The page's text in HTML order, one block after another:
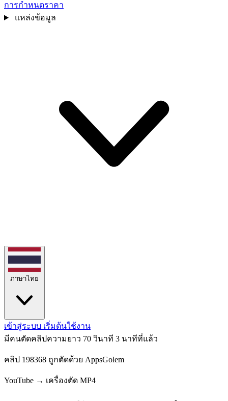
การกำหนดราคา
แหล่งข้อมูล
ภาษาไทย
เข้าสู่ระบบ เริ่มต้นใช้งาน
มีคนตัดคลิปความยาว 70 วินาที 3 นาทีที่แล้ว
คลิป 198368 ถูกตัดด้วย AppsGolem
YouTube → เครื่องตัด MP4